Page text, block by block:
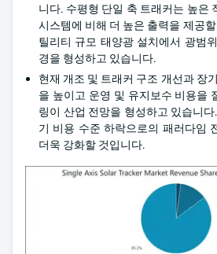
니다. 수평형 단일 축 트래커는 높은
시스템에 비해 더 높은 출력을 제공
틸리티 규모 태양광 설치에서 광범
경을 형성하고 있습니다.
현재 개조 및 트래커 구조 개선과 장
을 높이고 운영 및 유지보수 비용을
링이 산업 전망을 형성하고 있습니
기 비용 수준 하락으로의 패러다임
더욱 강화할 것입니다.